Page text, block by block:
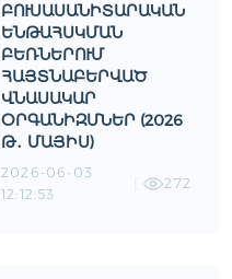
ԲՈՒՍԱՍԱՆԻՏԱՐԱԿԱՆ
ԵՆԹԱՀՍԿՄԱՆ
ԲԵՌՆԵՐՈՒՄ
ՀԱՅՏՆԱԲԵՐՎԱԾ
ՎՆԱՍԱԿԱՐ
ՕՐԳԱՆԻԶՄՆԵՐ (2026
Թ․ ՄԱՅԻՍ)
2026-06-03
12:12:53
272